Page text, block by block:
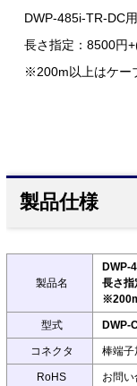
DWP-485i-TR-DC
長さ指定：8500円
※200m以上はケー
製品仕様
製品名
DWP-
長さ
型式 DWP-
コネクタ 棒端子
RoHS お問